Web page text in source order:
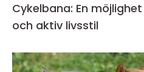
Cykelbana: En
och aktiv livsstil